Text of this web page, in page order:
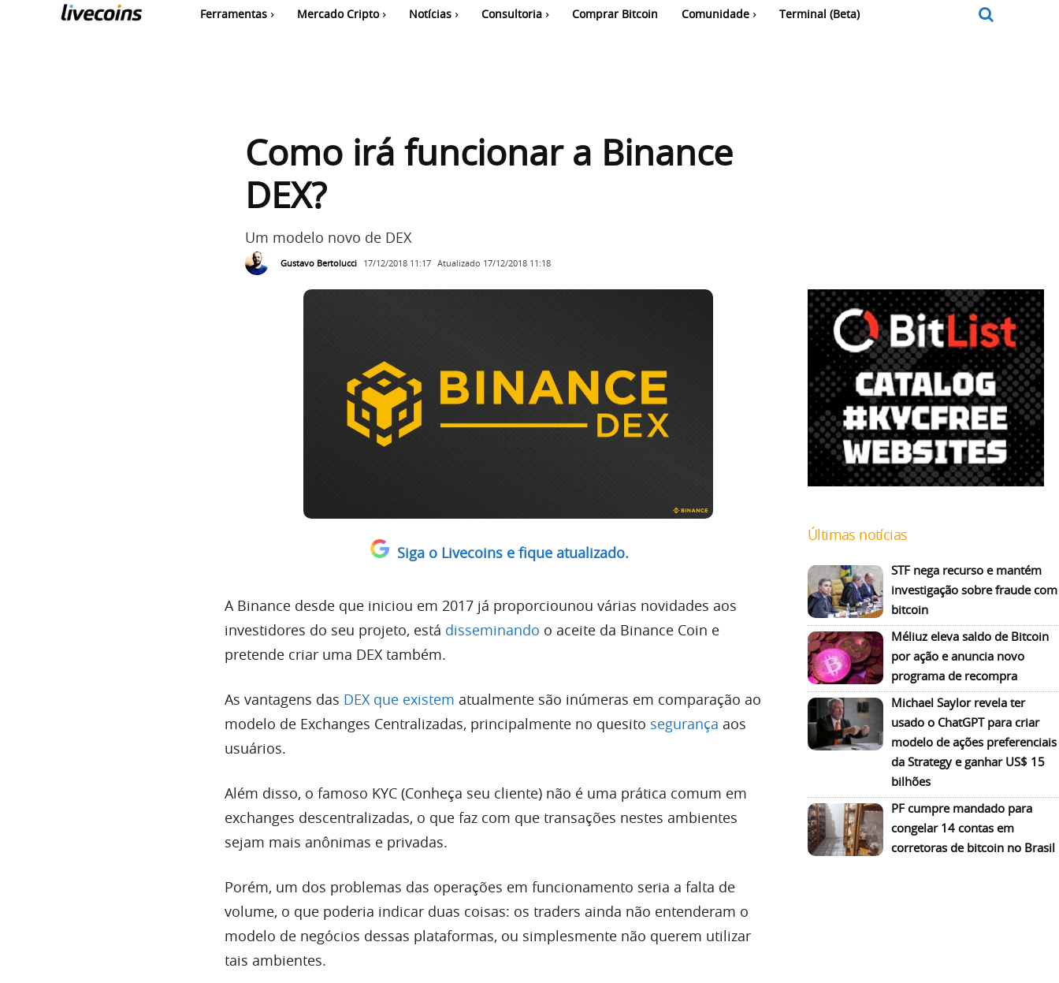
Ferramentas Mercado Cripto Notícias Consultoria Comprar Bitcoin Comunidade Terminal (Beta)
Como irá funcionar a Binance
DEX?
Um modelo novo de DEX
Gustavo Bertolucci 17/12/2018 11:17 Atualizado 17/12/2018 11:18
Siga o Livecoins e fique atualizado.
A Binance desde que iniciou em 2017 já proporciounou várias novidades aos
investidores do seu projeto, está disseminando o aceite da Binance Coin e
pretende criar uma DEX também.
As vantagens das DEX que existem atualmente são inúmeras em comparação ao
modelo de Exchanges Centralizadas, principalmente no quesito segurança aos
usuários.
Além disso, o famoso KYC (Conheça seu cliente) não é uma prática comum em
exchanges descentralizadas, o que faz com que transações nestes ambientes
sejam mais anônimas e privadas.
Porém, um dos problemas das operações em funcionamento seria a falta de
volume, o que poderia indicar duas coisas: os traders ainda não entenderam o
modelo de negócios dessas plataformas, ou simplesmente não querem utilizar
tais ambientes.
Últimas notícias
STF nega recurso e mantém
investigação sobre fraude com
bitcoin
Méliuz eleva saldo de Bitcoin
por ação e anuncia novo
programa de recompra
Michael Saylor revela ter
usado o ChatGPT para criar
modelo de ações preferenciais
da Strategy e ganhar US$ 15
bilhões
PF cumpre mandado para
congelar 14 contas em
corretoras de bitcoin no Brasil